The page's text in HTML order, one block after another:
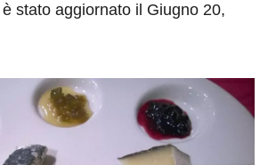
stato aggiornato il Giugno 20,